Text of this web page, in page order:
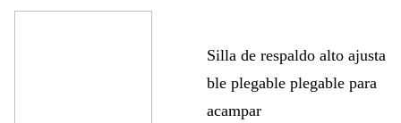
Silla de respaldo alto ajusta
ble plegable plegable para
acampar